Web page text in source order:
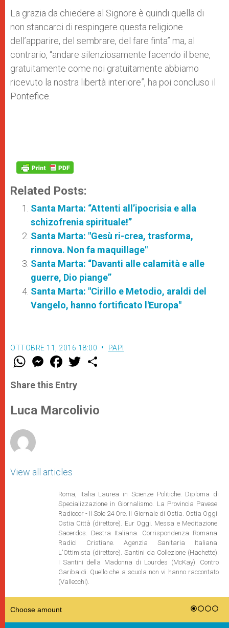
La grazia da chiedere al Signore è quindi quella di
non stancarci di respingere questa religione
dell’apparire, del sembrare, del fare finta” ma, al
contrario, “andare silenziosamente facendo il bene,
gratuitamente come noi gratuitamente abbiamo
ricevuto la nostra libertà interiore”, ha poi concluso il
Pontefice.
Related Posts:
Santa Marta: “Attenti all’ipocrisia e alla
schizofrenia spirituale!”
Santa Marta: "Gesù ri-crea, trasforma,
rinnova. Non fa maquillage"
Santa Marta: “Davanti alle calamità e alle
guerre, Dio piange”
Santa Marta: "Cirillo e Metodio, araldi del
Vangelo, hanno fortificato l'Europa"
OTTOBRE 11, 2016 18:00 PAPI
W
t
s
p
p
M
e
s
e
g
e
F
a
e
b
o
k
w
r
Share this Entry
Luca Marcolivio
View all articles
Roma, Italia Laurea in Scienze Politiche. Diploma di
Specializzazione in Giornalismo. La Provincia Pavese.
Radiocor - Il Sole 24 Ore. Il Giornale di Ostia. Ostia Oggi.
Ostia Città (direttore). Eur Oggi. Messa e Meditazione.
Sacerdos. Destra Italiana. Corrispondenza Romana.
Radici Cristiane. Agenzia Sanitaria Italiana.
L'Ottimista (direttore). Santini da Collezione (Hachette).
I Santini della Madonna di Lourdes (McKay). Contro
Garibaldi. Quello che a scuola non vi hanno raccontato
(Vallecchi).